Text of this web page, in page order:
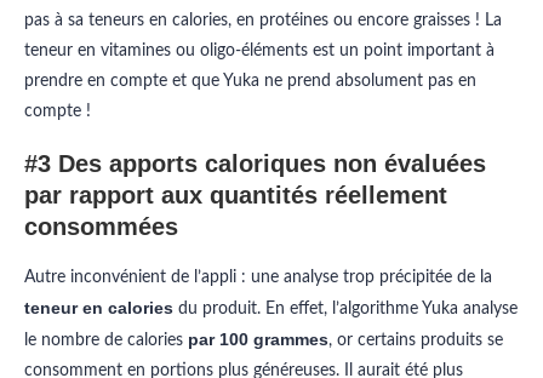
pas à sa teneurs en calories, en protéines ou encore graisses ! La
teneur en vitamines ou oligo-éléments est un point important à
prendre en compte et que Yuka ne prend absolument pas en
compte !
#3 Des apports caloriques non évaluées
par rapport aux quantités réellement
consommées
Autre inconvénient de l’appli : une analyse trop précipitée de la
teneur en calories du produit. En effet, l’algorithme Yuka analyse
le nombre de calories par 100 grammes, or certains produits se
consomment en portions plus généreuses. Il aurait été plus